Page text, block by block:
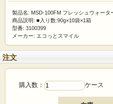
製品名: MSD-100FM フレッシュウォータ
商品説明: ■入り数:90g×10袋×1箱
型番: 3100399
メーカー: エコっとスマイル
注文
購入数： ケース